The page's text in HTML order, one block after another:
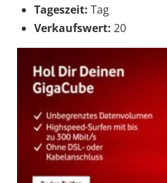
Tageszeit: Tag
Verkaufswert: 20